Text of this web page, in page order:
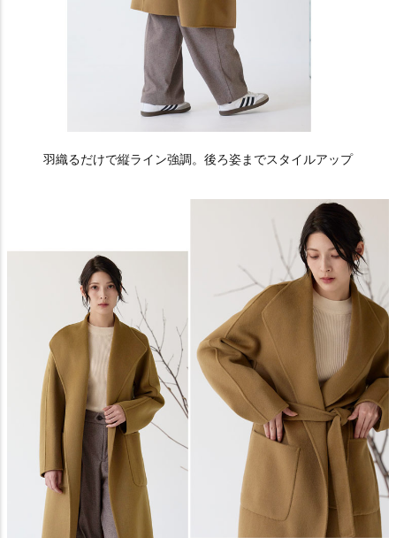
羽織るだけで縦ライン強調。後ろ姿までスタイルアップ